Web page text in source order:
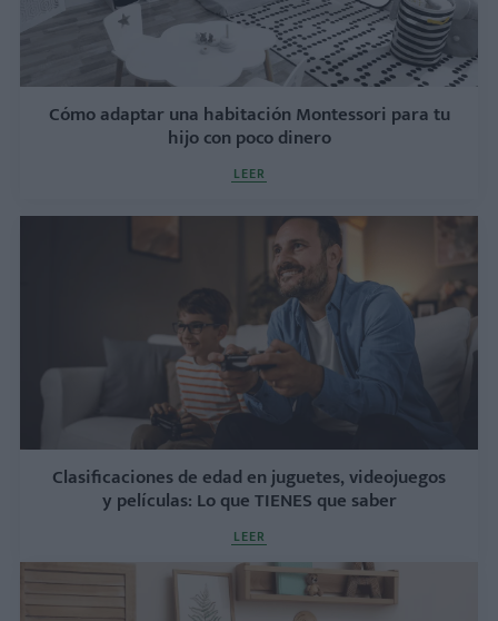
Cómo adaptar una habitación Montessori para tu
hijo con poco dinero
LEER
Clasificaciones de edad en juguetes, videojuegos
y películas: Lo que TIENES que saber
LEER